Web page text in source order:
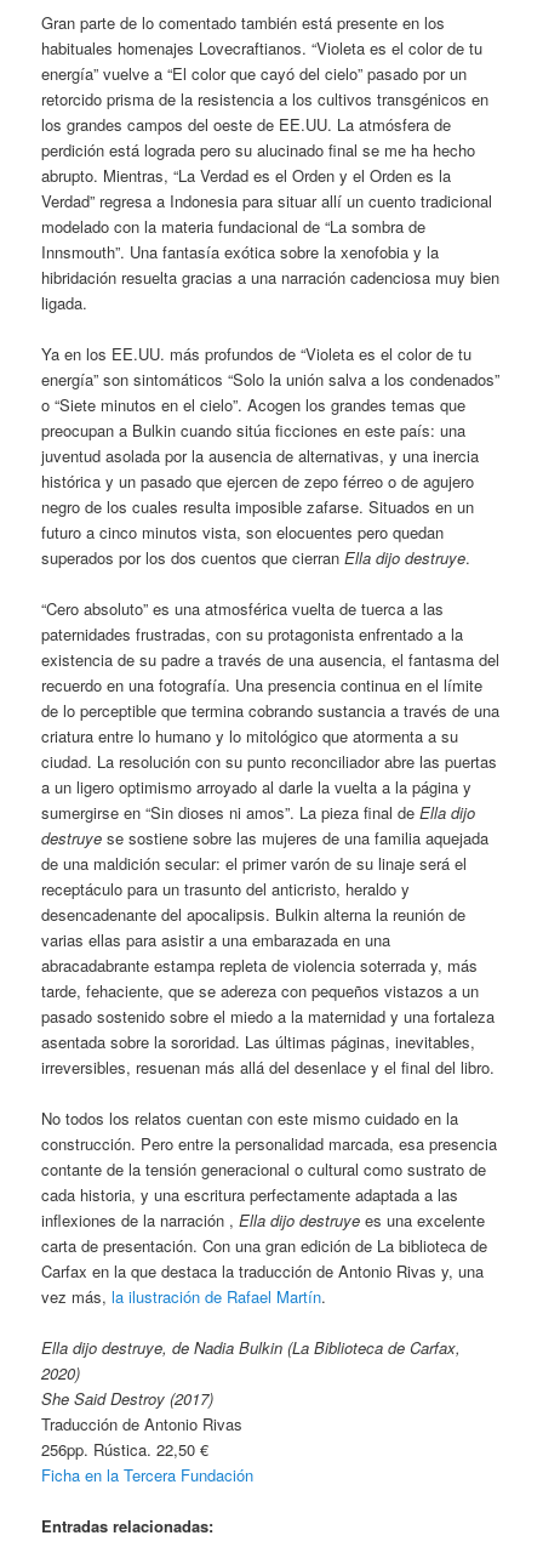
Gran parte de lo comentado también está presente en los
habituales homenajes Lovecraftianos. “Violeta es el color de tu
energía” vuelve a “El color que cayó del cielo” pasado por un
retorcido prisma de la resistencia a los cultivos transgénicos en
los grandes campos del oeste de EE.UU. La atmósfera de
perdición está lograda pero su alucinado final se me ha hecho
abrupto. Mientras, “La Verdad es el Orden y el Orden es la
Verdad” regresa a Indonesia para situar allí un cuento tradicional
modelado con la materia fundacional de “La sombra de
Innsmouth”. Una fantasía exótica sobre la xenofobia y la
hibridación resuelta gracias a una narración cadenciosa muy bien
ligada.
Ya en los EE.UU. más profundos de “Violeta es el color de tu
energía” son sintomáticos “Solo la unión salva a los condenados”
o “Siete minutos en el cielo”. Acogen los grandes temas que
preocupan a Bulkin cuando sitúa ficciones en este país: una
juventud asolada por la ausencia de alternativas, y una inercia
histórica y un pasado que ejercen de zepo férreo o de agujero
negro de los cuales resulta imposible zafarse. Situados en un
futuro a cinco minutos vista, son elocuentes pero quedan
superados por los dos cuentos que cierranElla dijo destruye.
“Cero absoluto” es una atmosférica vuelta de tuerca a las
paternidades frustradas, con su protagonista enfrentado a la
existencia de su padre a través de una ausencia, el fantasma del
recuerdo en una fotografía. Una presencia continua en el límite
de lo perceptible que termina cobrando sustancia a través de una
criatura entre lo humano y lo mitológico que atormenta a su
ciudad. La resolución con su punto reconciliador abre las puertas
a un ligero optimismo arroyado al darle la vuelta a la página y
sumergirse en “Sin dioses ni amos”. La pieza final deElla dijo
destruye se sostiene sobre las mujeres de una familia aquejada
de una maldición secular: el primer varón de su linaje será el
receptáculo para un trasunto del anticristo, heraldo y
desencadenante del apocalipsis. Bulkin alterna la reunión de
varias ellas para asistir a una embarazada en una
abracadabrante estampa repleta de violencia soterrada y, más
tarde, fehaciente, que se adereza con pequeños vistazos a un
pasado sostenido sobre el miedo a la maternidad y una fortaleza
asentada sobre la sororidad. Las últimas páginas, inevitables,
irreversibles, resuenan más allá del desenlace y el final del libro.
No todos los relatos cuentan con este mismo cuidado en la
construcción. Pero entre la personalidad marcada, esa presencia
contante de la tensión generacional o cultural como sustrato de
cada historia, y una escritura perfectamente adaptada a las
inflexiones de la narración ,Ella dijo destruye es una excelente
carta de presentación. Con una gran edición de La biblioteca de
Carfax en la que destaca la traducción de Antonio Rivas y, una
vez más,la ilustración de Rafael Martín.
Ella dijo destruye, de Nadia Bulkin (La Biblioteca de Carfax,
2020)
She Said Destroy (2017)
Traducción de Antonio Rivas
256pp. Rústica. 22,50 €
Ficha en la Tercera Fundación
Entradas relacionadas: